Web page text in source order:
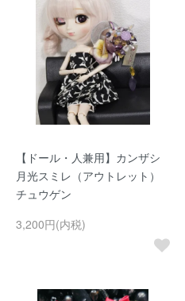
【ドール・人兼用】カンザシ
月光スミレ（アウトレット）
チュウゲン
3,200円(内税)